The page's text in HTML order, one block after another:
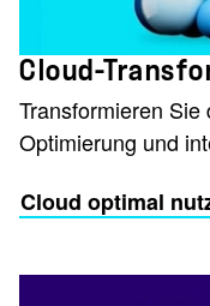
Cloud-
Transformieren
Optimierung und
Cloud optimal